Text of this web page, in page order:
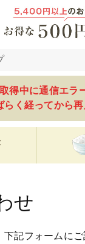
得中に通信エラ
く経ってから再
せ
記フォームに